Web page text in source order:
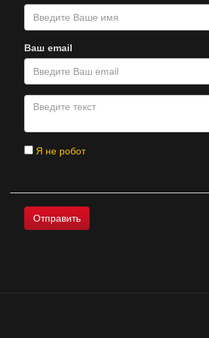
Ваш email
Я не робот